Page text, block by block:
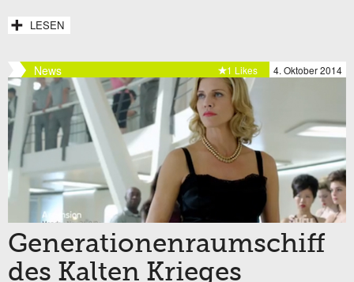
LESEN
News 4. Oktober 2014
1 Likes
Generationenraumschiff
des Kalten Krieges